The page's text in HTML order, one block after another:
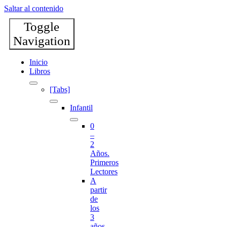
Saltar al contenido
Toggle
Navigation
Inicio
Libros
[Tabs]
Infantil
0
–
2
Años.
Primeros
Lectores
A
partir
de
los
3